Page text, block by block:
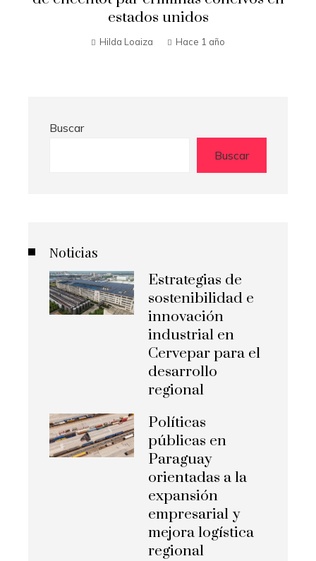
Hilda Loaiza Hace 1 año
Buscar
Buscar
Noticias
Estrategias de
sostenibilidad e
innovación
industrial en
Cervepar para el
desarrollo
regional
Políticas
públicas en
Paraguay
orientadas a la
expansión
empresarial y
mejora logística
regional